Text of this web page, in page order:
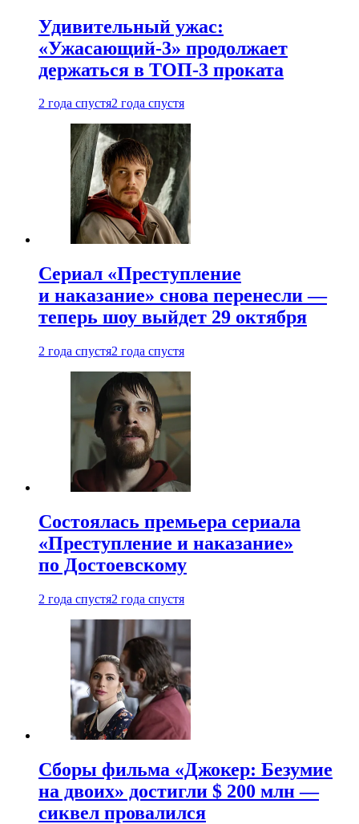
Удивительный ужас:
«Ужасающий-3» продолжает
держаться в ТОП-3 проката
2 года спустя2 года спустя
Сериал «Преступление
и наказание» снова перенесли —
теперь шоу выйдет 29 октября
2 года спустя2 года спустя
Состоялась премьера сериала
«Преступление и наказание»
по Достоевскому
2 года спустя2 года спустя
Сборы фильма «Джокер: Безумие
на двоих» достигли $ 200 млн —
сиквел провалился